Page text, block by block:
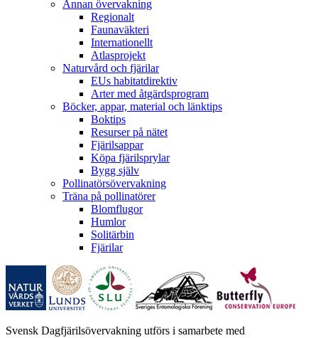
Annan övervakning
Regionalt
Faunaväkteri
Internationellt
Atlasprojekt
Naturvård och fjärilar
EUs habitatdirektiv
Arter med åtgärdsprogram
Böcker, appar, material och länktips
Boktips
Resurser på nätet
Fjärilsappar
Köpa fjärilsprylar
Bygg själv
Pollinatörsövervakning
Träna på pollinatörer
Blomflugor
Humlor
Solitärbin
Fjärilar
Svensk Dagfjärilsövervakning utförs i samarbete med